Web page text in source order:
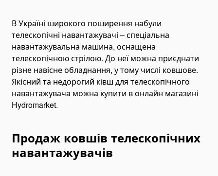
Вібротрамбувальники
Гідромолоти
Гідроножиці і пульверайзери
Вібророзпушувачі
Віброзанурювачі
Основа для віброрейки
Подрібнювачі деревини (дереводробилки)
Ковші на спецтехніку
Ковші на екскаватори
В Україні широкого поширення набули
телескопічні навантажувачі – спеціальна
навантажувальна машина, оснащена
телескопічною стрілою. До неї можна приєднати
різне навісне обладнання, у тому числі ковшове.
Якісний та недорогий ківш для телескопічного
навантажувача можна купити в онлайн магазині
Hydromarket.
Продаж ковшів телескопічних
навантажувачів